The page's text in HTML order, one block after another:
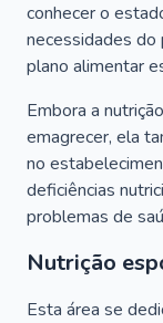
conhecer o
necessidades do
plano alimentar
Embora a
emagrecer, ela
no
deficiências
problemas de
Nutrição
Esta área se